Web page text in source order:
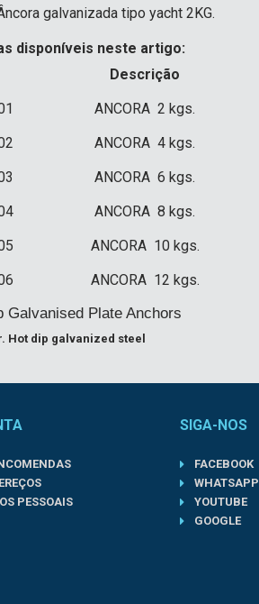
galvanizada tipo yacht 2KG.
disponíveis neste artigo:
Descrição
ANCORA 2 kgs.
ANCORA 4 kgs.
ANCORA 6 kgs.
ANCORA 8 kgs.
ANCORA 10 kgs.
ANCORA 12 kgs.
Galvanised Plate Anchors
Hot dip galvanized steel
PESSOAIS
SIGA-NOS
FACEBOOK
WHATSAPP
YOUTUBE
GOOGLE